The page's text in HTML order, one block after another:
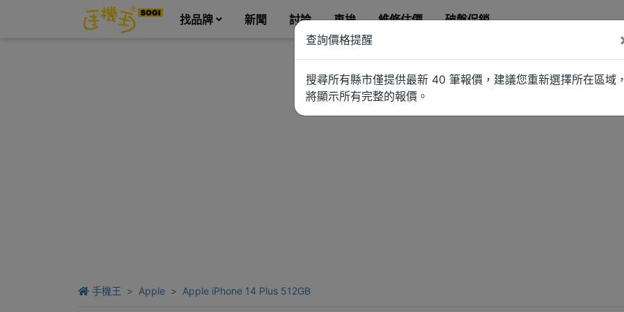
找品牌 新聞 討論 車拚 維修估價 破盤促銷
手機王 Apple Apple iPhone 14 Plus 512GB
查詢價格提醒
搜尋所有縣市僅提供最新 40 筆報價，建議您重新選擇所在區域
將顯示所有完整的報價。